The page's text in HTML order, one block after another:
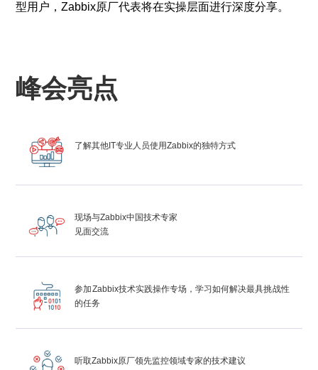
型用户，Zabbix原厂代表将在实操层面进行深度分享。
峰会亮点
了解其他IT专业人员使用Zabbix的独特方式
现场与Zabbix中国技术专家
见面交流
参加Zabbix技术实践操作专场，学习如何解决最具挑战性
的任务
听取Zabbix原厂领先监控领域专家的技术建议